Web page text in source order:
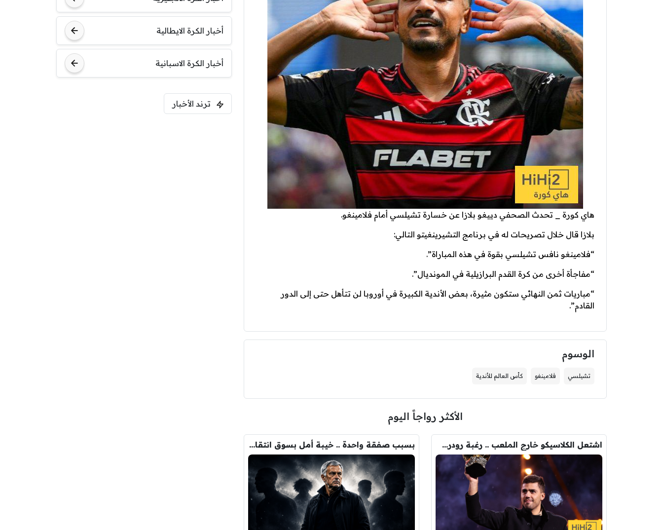
هاي كورة _ تحدث الصحفي دييغو بلازا عن خسارة تشيلسي أمام فلامينغو.
بلازا قال خلال تصريحات له في برنامج التشيرينغيتو التالي:
“فلامينغو نافس تشيلسي بقوة في هذه المباراة”.
“مفاجأة أخرى من كرة القدم البرازيلية في المونديال”.
“مباريات ثمن النهائي ستكون مثيرة، بعض الأندية الكبيرة في أوروبا لن تتأهل حتى إلى الدور
القادم”.
الوسوم
تشيلسي فلامينغو كأس العالم للأندية
الأكثر رواجاً اليوم
اشتعل الكلاسيكو خارج الملعب .. رغبة رودري تصدم ريال مدريد بسبب صفقة واحدة .. خيبة أمل بسوق انتقالات ريال مدريد !
أخبار الكرة الايطالية
أخبار الكرة الاسبانية
ترند الأخبار